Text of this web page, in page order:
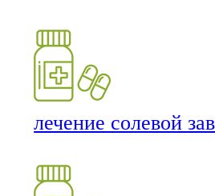
лечение солевой